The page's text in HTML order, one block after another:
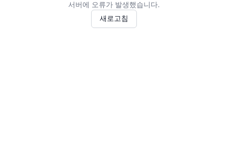
서버에 오류가 발생했습니다.
새로고침